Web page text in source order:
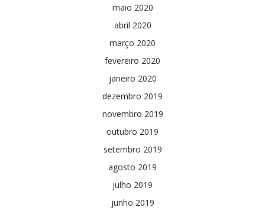
maio 2020
abril 2020
março 2020
fevereiro 2020
janeiro 2020
dezembro 2019
novembro 2019
outubro 2019
setembro 2019
agosto 2019
julho 2019
junho 2019